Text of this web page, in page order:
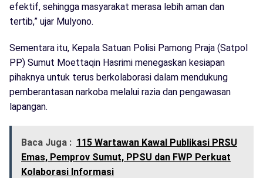
efektif, sehingga masyarakat merasa lebih aman dan
tertib,” ujar Mulyono.
Sementara itu, Kepala Satuan Polisi Pamong Praja (Satpol
PP) Sumut Moettaqin Hasrimi menegaskan kesiapan
pihaknya untuk terus berkolaborasi dalam mendukung
pemberantasan narkoba melalui razia dan pengawasan
lapangan.
Baca Juga : 115 Wartawan Kawal Publikasi PRSU
Emas, Pemprov Sumut, PPSU dan FWP Perkuat
Kolaborasi Informasi